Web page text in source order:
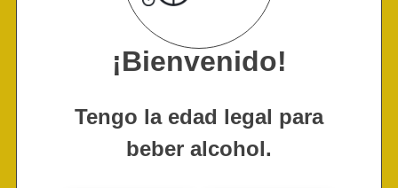
¡Bienvenido!
Tengo la edad legal para
beber alcohol.